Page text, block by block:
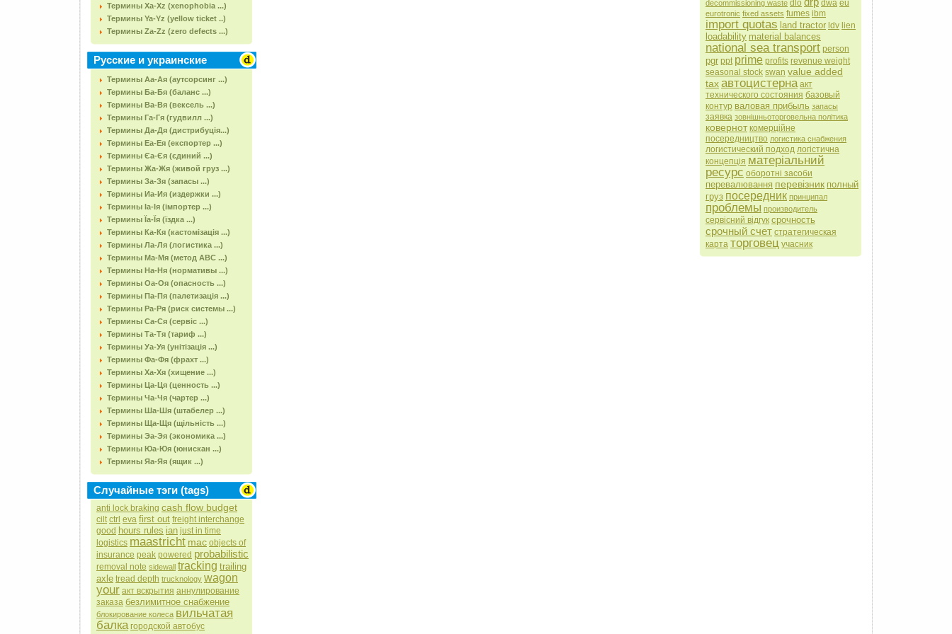
Термины Xa-Xz (xenophobia ...)
Термины Ya-Yz (yellow ticket ..)
Термины Za-Zz (zero defects ...)
Русские и украинские
Термины Аа-Ая (аутсорсинг ...)
Термины Ба-Бя (баланс ...)
Термины Ва-Вя (вексель ...)
Термины Га-Гя (гудвилл ...)
Термины Да-Дя (дистрибуція...)
Термины Еа-Ея (експортер ...)
Термины Єа-Єя (єдиний ...)
Термины Жа-Жя (живой груз ...)
Термины За-Зя (запасы ...)
Термины Иа-Ия (издержки ...)
Термины Іа-Ія (імпортер ...)
Термины Їа-Їя (їздка ...)
Термины Ка-Кя (кастомізація ...)
Термины Ла-Ля (логистика ...)
Термины Ма-Мя (метод АВС ...)
Термины На-Ня (нормативы ...)
Термины Оа-Оя (опасность ...)
Термины Па-Пя (палетизація ...)
Термины Ра-Ря (риск системы ...)
Термины Са-Ся (сервіс ...)
Термины Та-Тя (тариф ...)
Термины Уа-Уя (унітізація ...)
Термины Фа-Фя (фрахт ...)
Термины Ха-Хя (хищение ...)
Термины Ца-Ця (ценность ...)
Термины Ча-Чя (чартер ...)
Термины Ша-Шя (штабелер ...)
Термины Ща-Щя (щільність ...)
Термины Эа-Эя (экономика ...)
Термины Юа-Юя (юнискан ...)
Термины Яа-Яя (ящик ...)
Случайные тэги (tags)
anti lock braking cash flow budget
cilt ctrl eva first out freight interchange
good hours rules ian just in time
logistics maastricht mac objects of
insurance peak powered probabilistic
removal note sidewall tracking trailing
axle tread depth trucknology wagon
your акт вскрытия аннулирование
заказа безлимитное снабжение
блокирование колеса вильчатая
балка городской автобус
decommissioning waste dlo dwa eu
eurotronic fixed assets fumes ibm
import quotas land tractor ldv lien
loadability material balances
national sea transport person
pgr ppt prime profits revenue weight
seasonal stock swan value added
taxавтоцистерна акт
технического состояния базовый
контур валовая прибыль запасы
заявка зовнішньоторговельна політика
ковернот комерційне
посередництво логистика снабжения
логистический подход логістична
концепція матеріальний
ресурс оборотні засоби
перевалювання перевізник полный
груз посередник принципал
проблемы производитель
сервісний відгук срочность
срочный счет стратегическая
карта торговец учасник